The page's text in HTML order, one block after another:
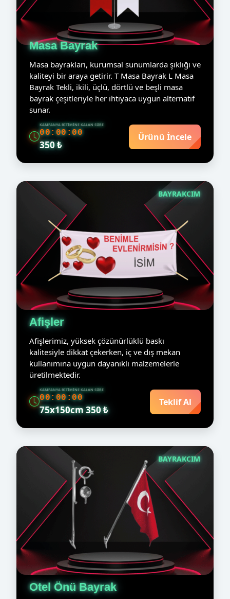
Masa Bayrak
Masa bayrakları, kurumsal sunumlarda şıklığı ve
kaliteyi bir araya getirir. T Masa Bayrak L Masa
Bayrak Tekli, ikili, üçlü, dörtlü ve beşli masa
bayrak çeşitleriyle her ihtiyaca uygun alternatif
sunar.
KAMPANYA BITIMINE KALAN SÜRE
00:00:00
350 ₺
Ürünü İncele
BAYRAKCIM
Afişler
Afişlerimiz, yüksek çözünürlüklü baskı
kalitesiyle dikkat çekerken, iç ve dış mekan
kullanımına uygun dayanıklı malzemelerle
üretilmektedir.
KAMPANYA BITIMINE KALAN SÜRE
00:00:00
75x150cm 350 ₺
Teklif Al
BAYRAKCIM
Otel Önü Bayrak